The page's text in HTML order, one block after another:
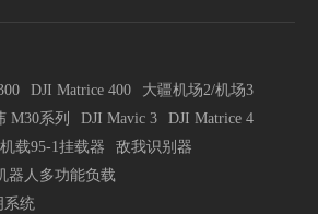
DJI Matrice 400
大疆机场2/机场3
M30系列 DJI Mavic 3
DJI Matrice 4
机载95-1挂载器
敌我识别器
器人多功能负载
系统